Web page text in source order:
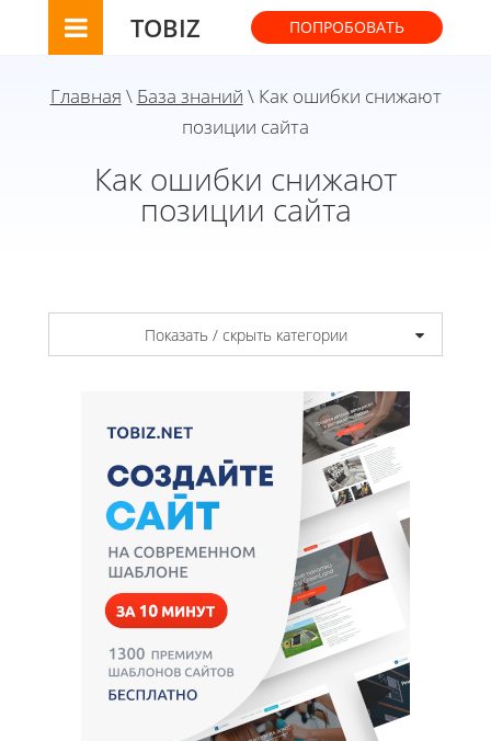
TOBIZ ПОПРОБОВАТЬ
Главная \ База знаний \ Как ошибки снижают
позиции сайта
Как ошибки снижают
позиции сайта
Показать / скрыть категории